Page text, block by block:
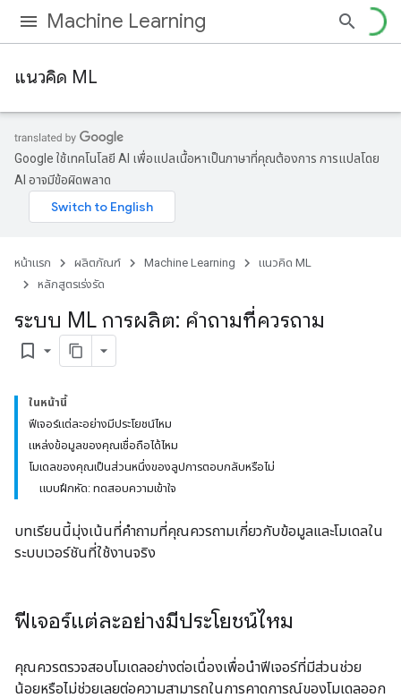
Machine Learning
แนวคิด ML
Google ใช้เทคโนโลยี AI เพื่อแปลเนื้อหาเป็นภาษาที่คุณต้องการ การแปลโดย
AI อาจมีข้อผิดพลาด
หน้าแรก ผลิตภัณฑ์ Machine Learning
แนวคิด ML
หลักสูตรเร่งรัด
ระบบ ML การผลิต: คำถามที่ควรถาม
bookmark_border
ในหน้านี้
ฟีเจอร์แต่ละอย่างมีประโยชน์ไหม
แหล่งข้อมูลของคุณเชื่อถือได้ไหม
โมเดลของคุณเป็นส่วนหนึ่งของลูปการตอบกลับหรือไม่
แบบฝึกหัด: ทดสอบความเข้าใจ
บทเรียนนี้มุ่งเน้นที่คำถามที่คุณควรถามเกี่ยวกับข้อมูลและโมเดลใน
ระบบเวอร์ชันที่ใช้งานจริง
ฟีเจอร์แต่ละอย่างมีประโยชน์ไหม
คุณควรตรวจสอบโมเดลอย่างต่อเนื่องเพื่อนำฟีเจอร์ที่มีส่วนช่วย
น้อยหรือไม่ช่วยเลยต่อความสามารถในการคาดการณ์ของโมเดลออก